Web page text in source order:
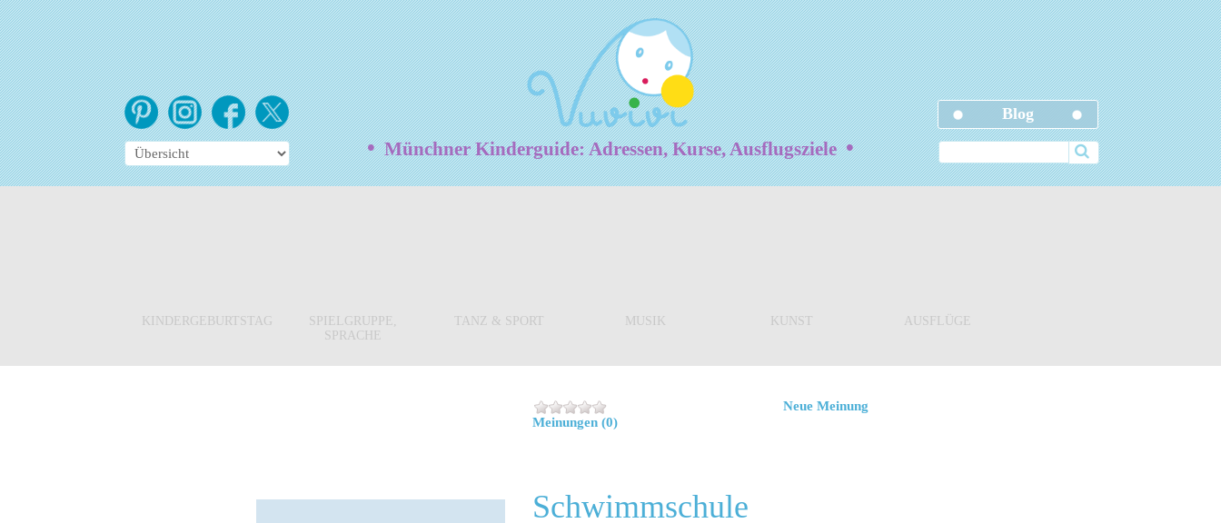
Blog
•Münchner Kinderguide: Adressen, Kurse, Ausflugsziele•
KINDERGEBURTSTAG
SPIELGRUPPE,
SPRACHE
TANZ & SPORT MUSIK KUNST AUSFLÜGE
Meinungen (0)
Neue Meinung
Schwimmschule